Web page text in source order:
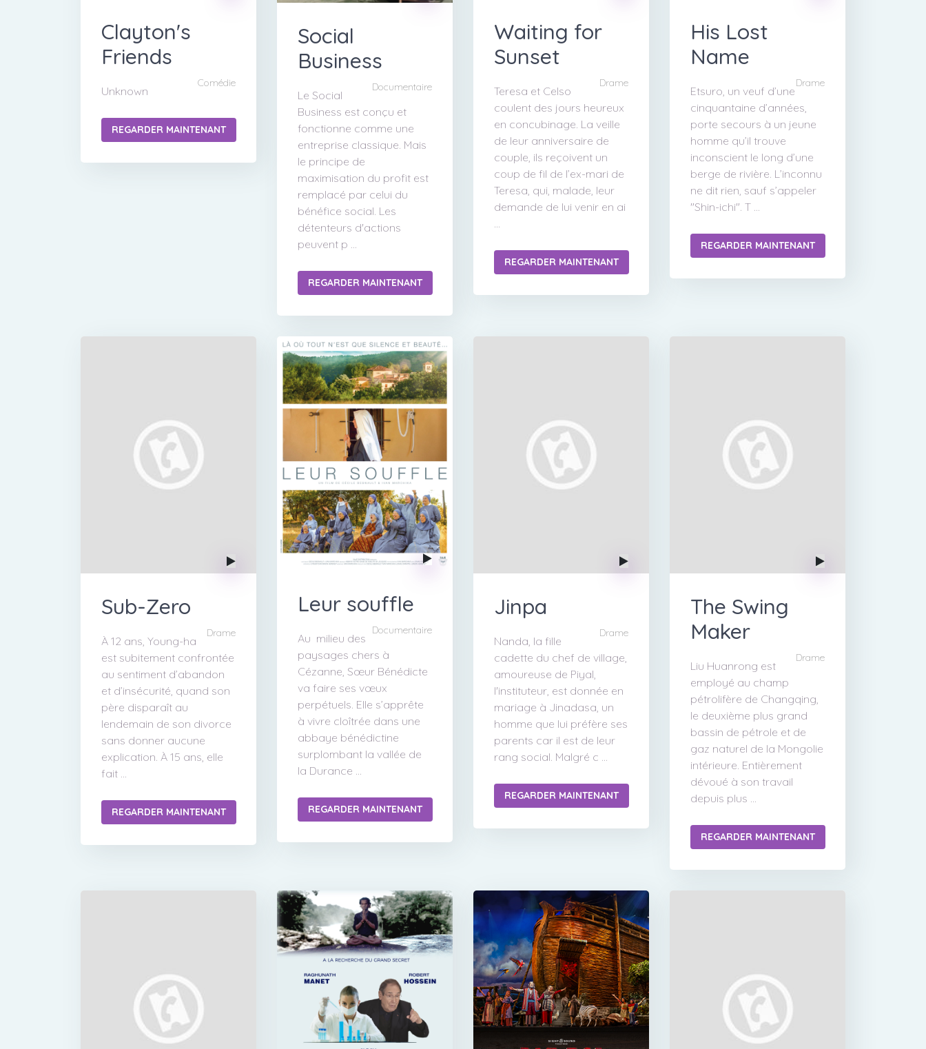
Clayton's
Friends
Comédie
Unknown
REGARDER MAINTENANT
Social
Business
Documentaire
Le Social
Business est conçu et
fonctionne comme une
entreprise classique. Mais
le principe de
maximisation du profit est
remplacé par celui du
bénéfice social. Les
détenteurs d'actions
peuvent p ...
REGARDER MAINTENANT
Waiting for
Sunset
Drame
Teresa et Celso
coulent des jours heureux
en concubinage. La veille
de leur anniversaire de
couple, ils reçoivent un
coup de fil de l’ex-mari de
Teresa, qui, malade, leur
demande de lui venir en ai
REGARDER MAINTENANT
His Lost
Name
Drame
Etsuro, un veuf d’une
cinquantaine d’années,
porte secours à un jeune
homme qu’il trouve
inconscient le long d’une
berge de rivière. L’inconnu
ne dit rien, sauf s’appeler
"Shin-ichi". T ...
REGARDER MAINTENANT
Sub-Zero
Drame
À 12 ans, Young-ha
est subitement confrontée
au sentiment d’abandon
et d’insécurité, quand son
père disparaît au
lendemain de son divorce
sans donner aucune
explication. À 15 ans, elle
fait ...
REGARDER MAINTENANT
Leur souffle
Documentaire
Au milieu des
paysages chers à
Cézanne, Sœur Bénédicte
va faire ses vœux
perpétuels. Elle s’apprête
à vivre cloîtrée dans une
abbaye bénédictine
surplombant la vallée de
la Durance ...
REGARDER MAINTENANT
Jinpa
Drame
Nanda, la fille
cadette du chef de village,
amoureuse de Piyal,
l'instituteur, est donnée en
mariage à Jinadasa, un
homme que lui préfère ses
parents car il est de leur
rang social. Malgré c ...
REGARDER MAINTENANT
The Swing
Maker
Drame
Liu Huanrong est
employé au champ
pétrolifère de Changqing,
le deuxième plus grand
bassin de pétrole et de
gaz naturel de la Mongolie
intérieure. Entièrement
dévoué à son travail
depuis plus ...
REGARDER MAINTENANT